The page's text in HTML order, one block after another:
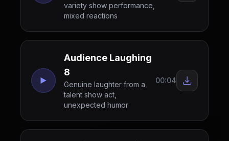
variety show performance,
mixed reactions
Audience Laughing
8
Genuine laughter from a
talent show act,
unexpected humor
00:04